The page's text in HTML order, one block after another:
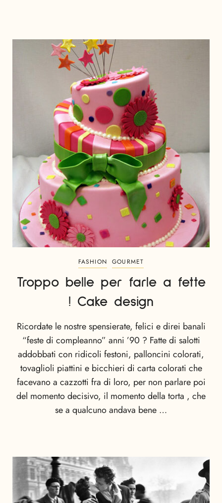
FASHION GOURMET
Troppo belle per farle a fette
! Cake design
Ricordate le nostre spensierate, felici e direi banali
“feste di compleanno” anni ’90 ? Fatte di salotti
addobbati con ridicoli festoni, palloncini colorati,
tovaglioli piattini e bicchieri di carta colorati che
facevano a cazzotti fra di loro, per non parlare poi
del momento decisivo, il momento della torta , che
se a qualcuno andava bene …